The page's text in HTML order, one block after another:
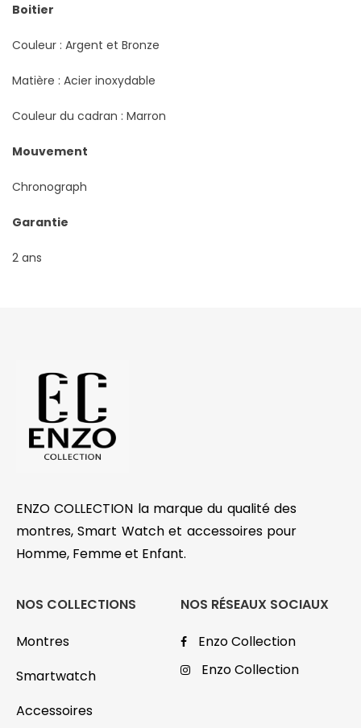
Boitier
Couleur : Argent et Bronze
Matière : Acier inoxydable
Couleur du cadran : Marron
Mouvement
Chronograph
Garantie
2 ans
ENZO COLLECTION la marque du qualité des
montres, Smart Watch et accessoires pour
Homme, Femme et Enfant.
NOS COLLECTIONS
Montres
Smartwatch
Accessoires
NOS RÉSEAUX SOCIAUX
Enzo Collection
Enzo Collection